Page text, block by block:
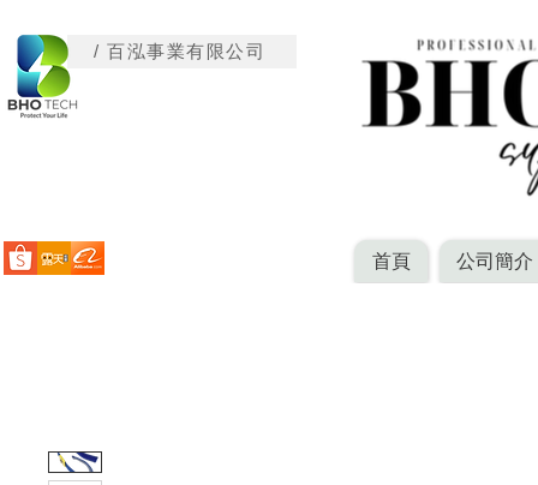
/ 百泓事業有限公司
首頁 公司簡介